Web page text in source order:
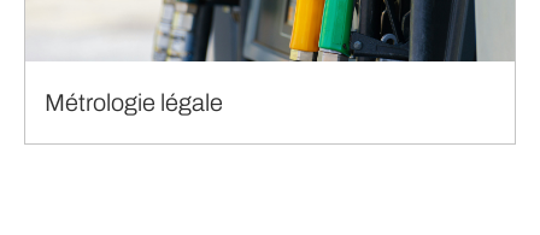
Métrologie légale